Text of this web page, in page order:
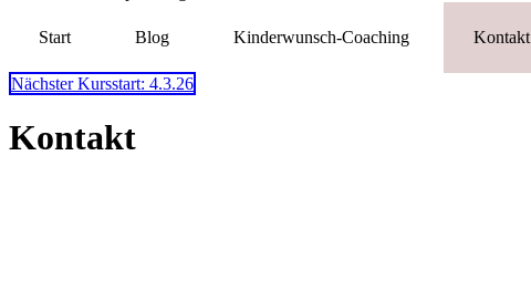
Start Blog Kinderwunsch-Coaching Kontakt
Nächster Kursstart: 4.3.26
Kontakt